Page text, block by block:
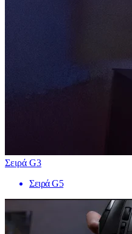
Σειρά G3
Σειρά G5